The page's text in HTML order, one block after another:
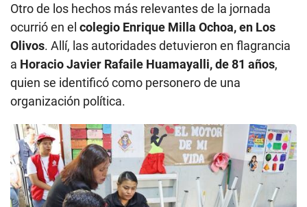
Otro de los hechos más relevantes de la jornada
ocurrió en el colegio Enrique Milla Ochoa, en Los
Olivos. Allí, las autoridades detuvieron en flagrancia
a Horacio Javier Rafaile Huamayalli, de 81 años,
quien se identificó como personero de una
organización política.